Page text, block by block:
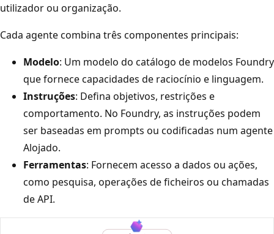
utilizador ou organização.
Cada agente combina três componentes principais:
Modelo: Um modelo do catálogo de modelos Foundry
que fornece capacidades de raciocínio e linguagem.
Instruções: Defina objetivos, restrições e
comportamento. No Foundry, as instruções podem
ser baseadas em prompts ou codificadas num agente
Alojado.
Ferramentas: Fornecem acesso a dados ou ações,
como pesquisa, operações de ficheiros ou chamadas
de API.